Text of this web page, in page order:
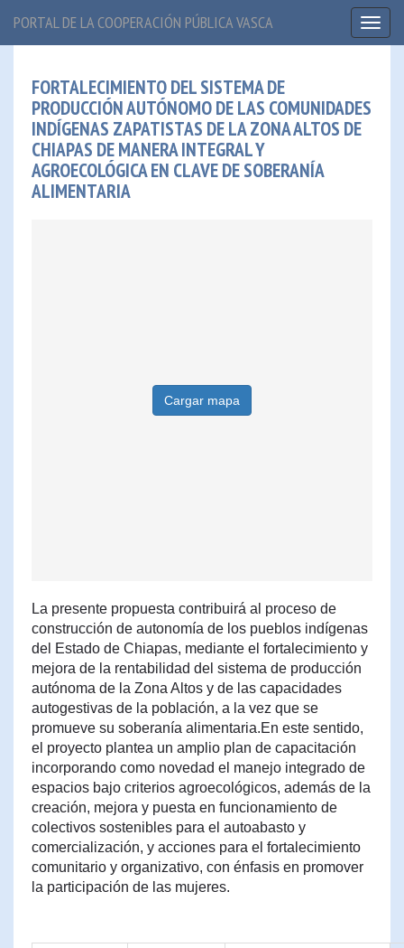
PORTAL DE LA COOPERACIÓN PÚBLICA VASCA
FORTALECIMIENTO DEL SISTEMA DE
PRODUCCIÓN AUTÓNOMO DE LAS COMUNIDADES
INDÍGENAS ZAPATISTAS DE LA ZONA ALTOS DE
CHIAPAS DE MANERA INTEGRAL Y
AGROECOLÓGICA EN CLAVE DE SOBERANÍA
ALIMENTARIA
Cargar mapa
La presente propuesta contribuirá al proceso de
construcción de autonomía de los pueblos indígenas
del Estado de Chiapas, mediante el fortalecimiento y
mejora de la rentabilidad del sistema de producción
autónoma de la Zona Altos y de las capacidades
autogestivas de la población, a la vez que se
promueve su soberanía alimentaria.En este sentido,
el proyecto plantea un amplio plan de capacitación
incorporando como novedad el manejo integrado de
espacios bajo criterios agroecológicos, además de la
creación, mejora y puesta en funcionamiento de
colectivos sostenibles para el autoabasto y
comercialización, y acciones para el fortalecimiento
comunitario y organizativo, con énfasis en promover
la participación de las mujeres.